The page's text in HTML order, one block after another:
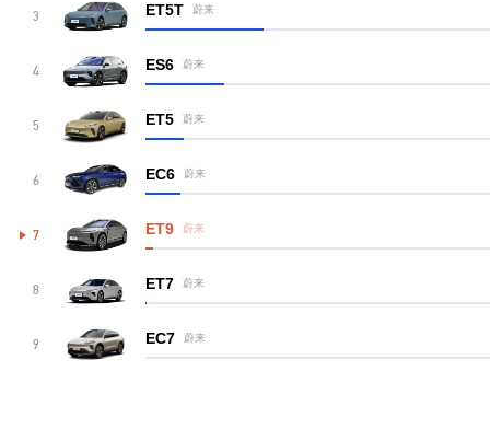
3 ET5T 蔚来
4 ES6 蔚来
5 ET5 蔚来
6 EC6 蔚来
7 ET9 蔚来
8 ET7 蔚来
9 EC7 蔚来